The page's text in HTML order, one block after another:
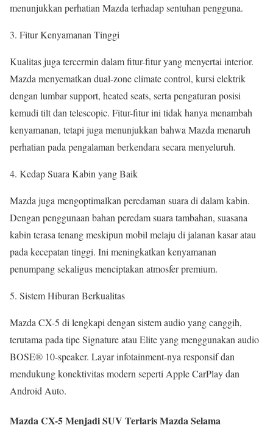
menunjukkan perhatian Mazda terhadap sentuhan pengguna.
Fitur Kenyamanan Tinggi
Kualitas juga tercermin dalam fitur-fitur yang menyertai interior.
Mazda menyematkan dual-zone climate control, kursi elektrik
dengan lumbar support, heated seats, serta pengaturan posisi
kemudi tilt dan telescopic. Fitur-fitur ini tidak hanya menambah
kenyamanan, tetapi juga menunjukkan bahwa Mazda menaruh
perhatian pada pengalaman berkendara secara menyeluruh.
Kedap Suara Kabin yang Baik
Mazda juga mengoptimalkan peredaman suara di dalam kabin.
Dengan penggunaan bahan peredam suara tambahan, suasana
kabin terasa tenang meskipun mobil melaju di jalanan kasar atau
pada kecepatan tinggi. Ini meningkatkan kenyamanan
penumpang sekaligus menciptakan atmosfer premium.
Sistem Hiburan Berkualitas
Mazda CX-5 di lengkapi dengan sistem audio yang canggih,
terutama pada tipe Signature atau Elite yang menggunakan audio
BOSE® 10-speaker. Layar infotainment-nya responsif dan
mendukung konektivitas modern seperti Apple CarPlay dan
Android Auto.
Mazda CX-5 Menjadi SUV Terlaris Mazda Selama